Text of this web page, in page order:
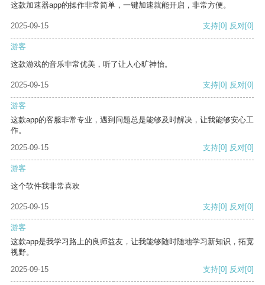
这款加速器app的操作非常简单，一键加速就能开启，非常方便。
2025-09-15 支持[0] 反对[0]
游客
这款游戏的音乐非常优美，听了让人心旷神怡。
2025-09-15 支持[0] 反对[0]
游客
这款app的客服非常专业，遇到问题总是能够及时解决，让我能够安心工
作。
2025-09-15
支持[0] 反对[0]
游客
这个软件我非常喜欢
2025-09-15 支持[0] 反对[0]
游客
这款app是我学习路上的良师益友，让我能够随时随地学习新知识，拓宽
视野。
2025-09-15
支持[0] 反对[0]